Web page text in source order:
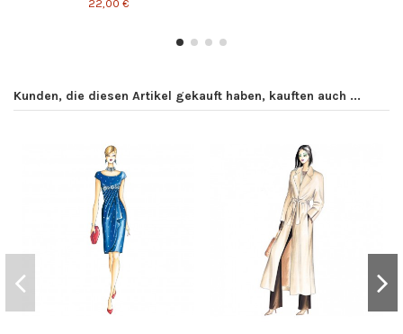
22,00 €
Kunden, die diesen Artikel gekauft haben, kauften auch ...